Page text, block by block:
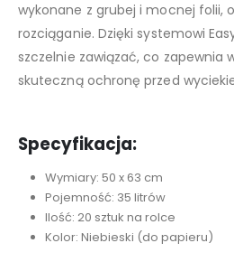
wykonane z grubej i mocnej folii,
rozciąganie. Dzięki systemowi
szczelnie zawiązać, co zapewnia
skuteczną ochronę przed
Specyfikacja:
Wymiary: 50 x 63 cm
Pojemność: 35 litrów
Ilość: 20 sztuk na rolce
Kolor: Niebieski (do papieru)